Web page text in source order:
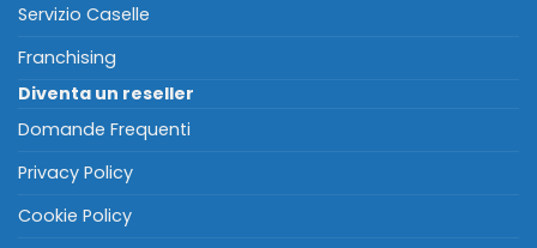
Servizio Caselle
Franchising
Diventa un reseller
Domande Frequenti
Privacy Policy
Cookie Policy